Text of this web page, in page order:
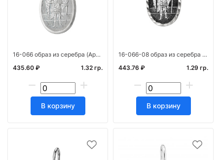
16-066 образ из серебра (Арх.Михаил) штамп
435.60 ₽
1.32 гр.
В корзину
16-066-08 образ из серебра алм( Арх.Михаил ) штамп част. черн.
443.76 ₽
1.29 гр.
В корзину